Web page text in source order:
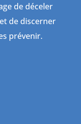
de déceler
de discerner
prévenir.